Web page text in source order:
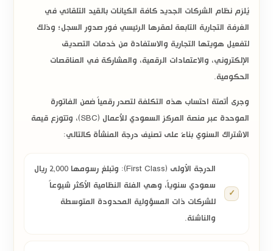
يُلزم نظام الشركات الجديد كافة الكيانات بالقيد التلقائي في
الغرفة التجارية التابعة لمقرها الرئيسي فور صدور السجل؛ وذلك
لتفعيل هويتها التجارية والاستفادة من خدمات التصديق
الإلكتروني، والاعتمادات الرقمية، والمشاركة في المناقصات
الحكومية.
وجرى أتمتة احتساب هذه التكلفة لتصدر رقمياً ضمن الفاتورة
الموحدة عبر منصة المركز السعودي للأعمال (SBC)
، وتتوزع قيمة
الاشتراك السنوي بناءً على تصنيف درجة المنشأة كالتالي:
الدرجة الأولى (First Class): وتبلغ رسومها
2,000 ريال
سعودي سنوياً، وهي الفئة النظامية الأكثر شيوعاً
للشركات ذات المسؤولية المحدودة المتوسطة
والناشئة.